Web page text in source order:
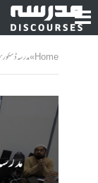
Home
»مدرسہ